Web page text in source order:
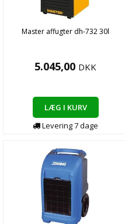
Master affugter dh-732 30l
5.045,00 DKK
LÆG I KURV
Levering7dage